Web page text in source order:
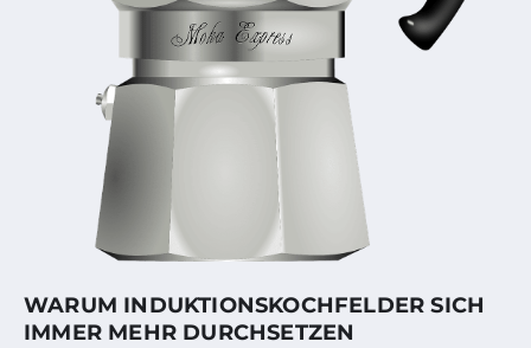
WARUM INDUKTIONSKOCHFELDER SICH
IMMER MEHR DURCHSETZEN